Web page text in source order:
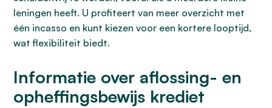
leningen heeft. U profiteert van meer overzicht met
één incasso en kunt kiezen voor een kortere looptijd,
wat flexibiliteit biedt.
Informatie over aflossing- en
opheffingsbewijs krediet